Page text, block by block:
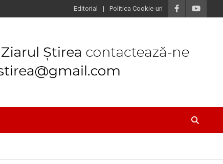
Editorial Politica Cookie-uri